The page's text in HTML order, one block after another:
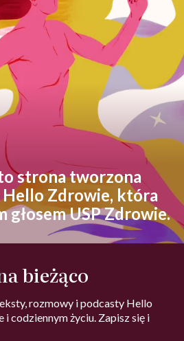
strona tworzona
Hello Zdrowie, która
głosem USP Zdrowie.
bieżąco
rozmowy i podcasty Hello
i codziennym życiu. Zapisz się i